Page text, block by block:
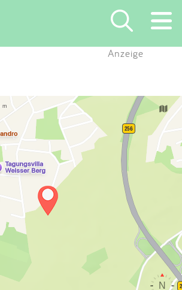
×
Eintragen
App
Blog
Partner
Kontakt
Impressum
Anzeige